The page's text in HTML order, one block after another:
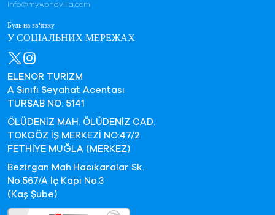
info@myworldvilla.com
Будь на зв'язку
У СОЦІАЛЬНИХ МЕРЕЖАХ
ELENOR TURİZM
A Sınıfı Seyahat Acentası
TURSAB NO: 5141
ÖLÜDENİZ MAH. ÖLÜDENİZ CAD.
TOKGÖZ İŞ MERKEZİ NO:47/2
FETHİYE MUĞLA (MERKEZ)
Bezirgan Mah.Hacıkaralar Sk.
No:567/A İç Kapı No:3
(Kaş Şube)